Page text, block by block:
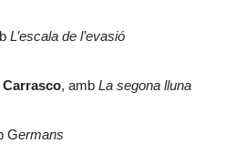
L’escala de l’evasió
, amb La segona lluna
Germans